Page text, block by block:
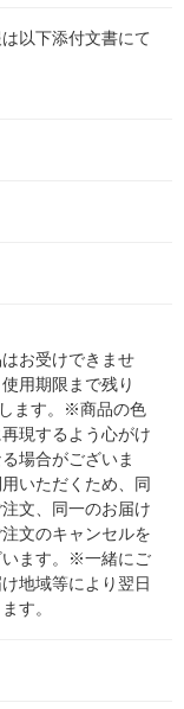
以下添付文書にて
お受けできませ
用期限まで残り
ます。※商品の色
現するよう心がけ
場合がございま
いただくため、同
文、同一のお届け
文のキャンセルを
います。※一緒にご
地域等により翌日
す。